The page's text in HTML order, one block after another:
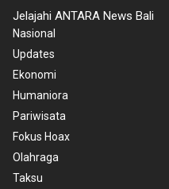
Jelajahi ANTARA News Bali
Nasional
Updates
Ekonomi
Humaniora
Pariwisata
Fokus Hoax
Olahraga
Taksu